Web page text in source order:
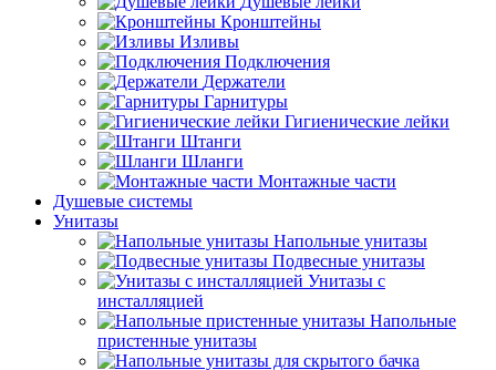
Кронштейны
Изливы
Подключения
Держатели
Гарнитуры
Гигиенические лейки
Штанги
Шланги
Монтажные части
Душевые системы
Унитазы
Напольные унитазы
Подвесные унитазы
Унитазы с
инсталляцией
Напольные
пристенные унитазы